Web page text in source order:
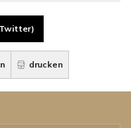
drucken